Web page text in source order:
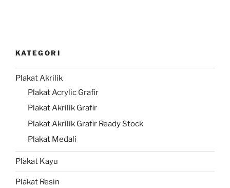
KATEGORI
Plakat Akrilik
Plakat Acrylic Grafir
Plakat Akrilik Grafir
Plakat Akrilik Grafir Ready Stock
Plakat Medali
Plakat Kayu
Plakat Resin